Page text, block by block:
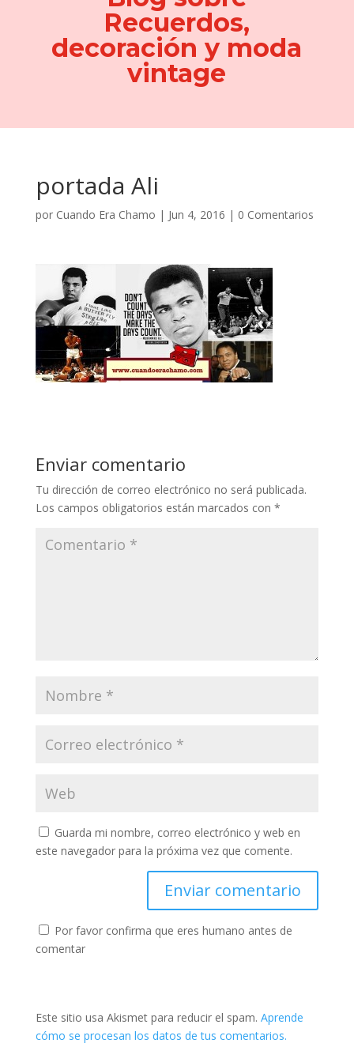
Recuerdos,
decoración y moda
vintage
portada Ali
por Cuando Era Chamo | Jun 4, 2016 | 0 Comentarios
Enviar comentario
Tu dirección de correo electrónico no será publicada.
Los campos obligatorios están marcados con *
Guarda mi nombre, correo electrónico y web en
este navegador para la próxima vez que comente.
Por favor confirma que eres humano antes de
comentar
Este sitio usa Akismet para reducir el spam. Aprende
cómo se procesan los datos de tus comentarios.